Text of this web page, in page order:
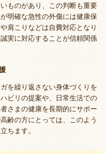
ものがあり、この判断も重要
明確な急性の外傷には健康保
肩こりなどは自費対応となり
実に対応することが信頼関係
を繰り返さない身体づくりを
ビリの提案や、日常生活での
さまの健康を長期的にサポー
齢の方にとっては、このよう
ちます。